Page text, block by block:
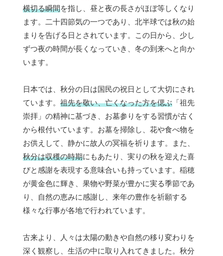
横切る瞬間を指し、昼と夜の長さがほぼ等しくなり
ます。二十四節気の一つであり、北半球では秋の始
まりを告げる日とされています。この日から、少し
ずつ夜の時間が長くなっていき、冬の到来へと向か
います。
日本では、秋分の日は国民の祝日として大切にされ
ています。 祖先を敬い、亡くなった方を偲ぶ 「祖先
崇拝」の精神に基づき、お墓参りをする習慣が古く
から根付いています。お墓を掃除し、花や食べ物を
お供えして、静かに故人の冥福を祈ります。また、
秋分は収穫の時期にもあたり、実りの秋を迎えた喜
びと感謝を表現する意味合いも持っています。稲穂
が黄金色に輝き、果物や野菜が豊かに実る季節であ
り、自然の恵みに感謝し、来年の豊作を祈願する
様々な行事が各地で行われています。
古来より、人々は太陽の動きや自然の移り変わりを
深く観察し、生活の中に取り入れてきました。秋分